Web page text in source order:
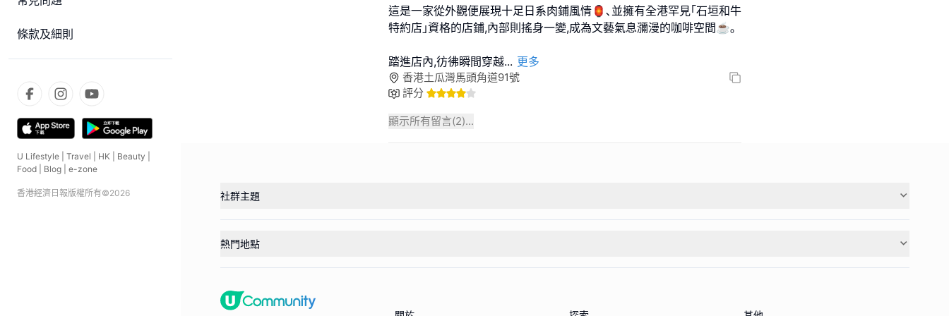
條款及細則
U Lifestyle Travel HK Beauty
Food
Blog e-zone
香港經濟日報版權所有©2026
這是一家從外觀便展現十足日系肉鋪風情🏮､並擁有全港罕見｢石垣和牛
特約店｣資格的店鋪,內部則搖身一變,成為文藝氣息瀰漫的咖啡空間☕️｡
踏進店內,彷彿瞬間穿越... 更多
香港土瓜灣馬頭角道91號
評分
顯示所有留言(2)...
社群主題
熱門地點